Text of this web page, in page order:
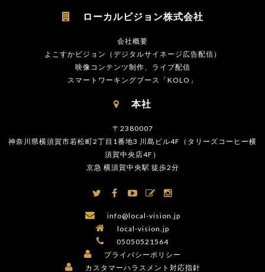
 ローカルビジョン株式会社
会社概要
よこすかビジョン（デジタルサイネージ広告配信）
映像コンテンツ制作、ライブ配信
スマートワーキングブース「KOLO」
 本社
〒2380007
神奈川県横須賀市若松町2丁目1番地3 川島ビル4F（タリーズコーヒー横
須賀中央店4F）
京急 横須賀中央駅 徒歩2分
    
 info@local-vision.jp
 local-vision.jp
 05050521564
 プライバシーポリシー
 カスタマーハラスメント対応指針